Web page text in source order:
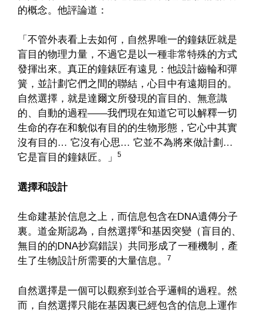
的概念。他評論道：
「不管外表看上去如何，自然界唯一的鐘錶匠就是
盲目的物理力量，不過它是以一種非常特殊的方式
發揮出來。真正的鐘錶匠有遠見：他設計齒輪和彈
簧，並計劃它們之間的聯結，心目中有遠期目的。
自然選擇，就是達爾文所發現的盲目的、無意識
的、自動的過程——我們現在知道它可以解釋一切
生命的存在和貌似有目的的生物形態，它心中其實
沒有目的… 它沒有心思… 它並不為將來做計劃…
它是盲目的鐘錶匠。」
5
選擇和設計
生命建基於信息之上，而信息包含在DNA遺傳分子
裏。道金斯認為，自然選擇6和基因突變（盲目的、
無目的的DNA抄寫錯誤）共同形成了一種機制，產
生了生物設計所需要的大量信息。
7
自然選擇是一個可以觀察到並合乎邏輯的過程。然
而，自然選擇只能在基因裏已經包含的信息上運作